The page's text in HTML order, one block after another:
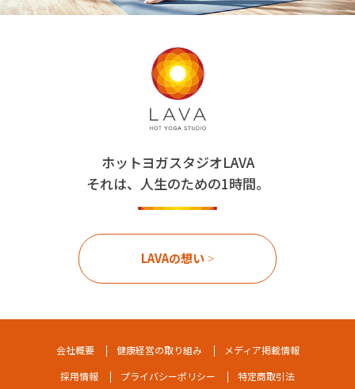
ホットヨガスタジオLAVA
それは、人生のための1時間。
LAVAの想い
会社概要 健康経営の取り組み
メディア掲載情報
採用情報
プライバシーポリシー 特定商取引法